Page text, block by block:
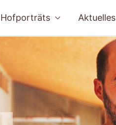
Hofporträts Aktuelles